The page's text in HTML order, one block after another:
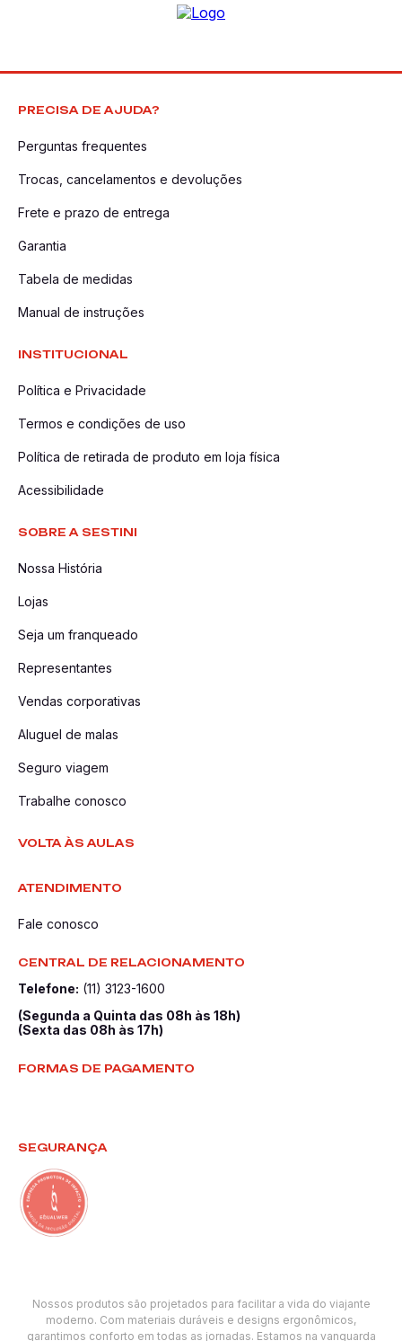
PRECISA DE AJUDA?
Perguntas frequentes
Trocas, cancelamentos e devoluções
Frete e prazo de entrega
Garantia
Tabela de medidas
Manual de instruções
INSTITUCIONAL
Política e Privacidade
Termos e condições de uso
Política de retirada de produto em loja física
Acessibilidade
SOBRE A SESTINI
Nossa História
Lojas
Seja um franqueado
Representantes
Vendas corporativas
Aluguel de malas
Seguro viagem
Trabalhe conosco
VOLTA ÀS AULAS
ATENDIMENTO
Fale conosco
CENTRAL DE RELACIONAMENTO
Telefone: (11) 3123-1600
(Segunda a Quinta das 08h às 18h)
(Sexta das 08h às 17h)
FORMAS DE PAGAMENTO
SEGURANÇA
Nossos produtos são projetados para facilitar a vida do viajante
moderno. Com materiais duráveis e designs ergonômicos,
garantimos conforto em todas as jornadas. Estamos na vanguarda